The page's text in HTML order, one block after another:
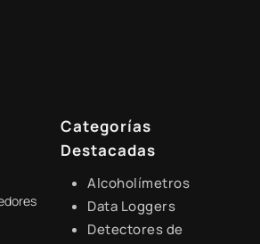
Categorías
Destacadas
Alcoholímetros
Data Loggers
Detectores de